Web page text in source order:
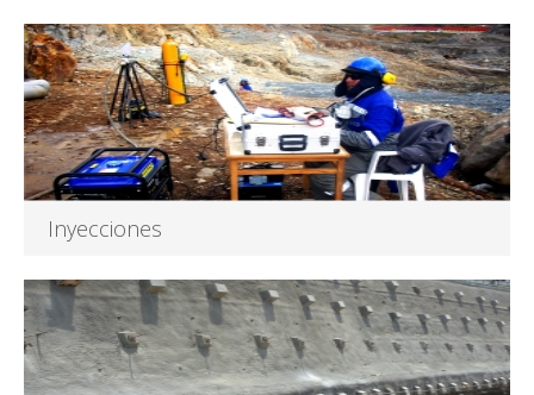
rehabilitación de estructuras preexistentes...
Leer más
Inyecciones
cemento con el...
Leer más